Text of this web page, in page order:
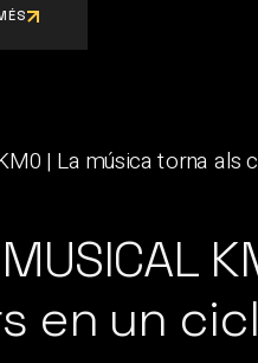
MUSICAL
en un